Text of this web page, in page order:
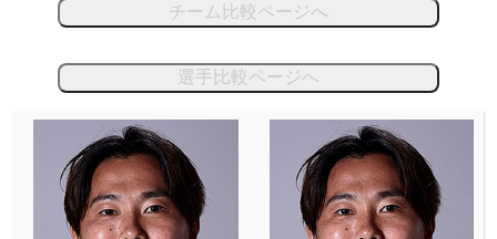
チーム比較ページへ
選手比較ページへ